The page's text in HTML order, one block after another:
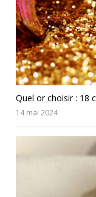
Quel or choisir : 18
14 mai 2024